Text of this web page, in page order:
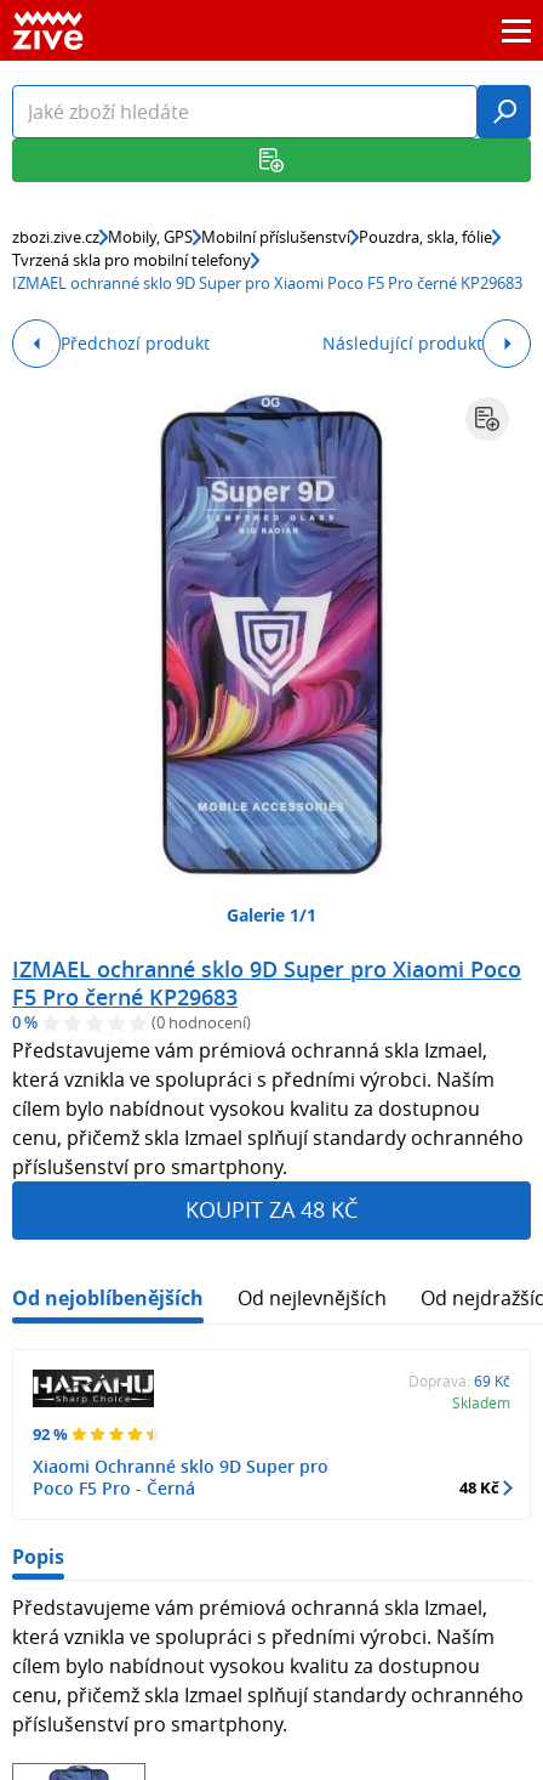
zbozi.zive.cz Mobily, GPS Mobilní příslušenství Pouzdra, skla, fólie
Tvrzená skla pro mobilní telefony
IZMAEL ochranné sklo 9D Super pro Xiaomi Poco F5 Pro černé KP29683
Předchozí produkt Následující produkt
Galerie 1/1
IZMAEL ochranné sklo 9D Super pro Xiaomi Poco
F5 Pro černé KP29683
0 % (0 hodnocení)
Představujeme vám prémiová ochranná skla Izmael,
která vznikla ve spolupráci s předními výrobci. Naším
cílem bylo nabídnout vysokou kvalitu za dostupnou
cenu, přičemž skla Izmael splňují standardy ochranného
příslušenství pro smartphony.
KOUPIT ZA 48 KČ
Od nejoblíbenějších Od nejlevnějších Od
92 %
Xiaomi Ochranné sklo 9D Super pro
Poco F5 Pro - Černá
Doprava: 69 Kč
Skladem
48 Kč
Popis
Představujeme vám prémiová ochranná skla Izmael,
která vznikla ve spolupráci s předními výrobci. Naším
cílem bylo nabídnout vysokou kvalitu za dostupnou
cenu, přičemž skla Izmael splňují standardy ochranného
příslušenství pro smartphony.